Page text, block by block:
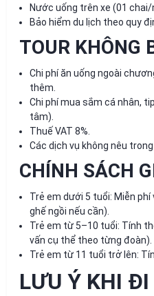
Nước uống trên xe (01
Bảo hiểm du lịch theo quy
TOUR KHÔNG
Chi phí ăn uống ngoài
thêm.
Chi phí mua sắm cá nhân,
tâm).
Thuế VAT 8%.
Các dịch vụ không nêu trong
CHÍNH SÁCH
Trẻ em dưới 5 tuổi: Miễn
ghế ngồi nếu cần).
Trẻ em từ 5–10 tuổi: Tính
vấn cụ thể theo từng đoàn).
Trẻ em từ 11 tuổi trở lên:
LƯU Ý KHI